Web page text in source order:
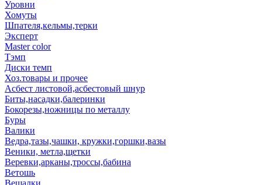
Уровни
Хомуты
Шпателя,кельмы,терки
Эксперт
Master color
Тэмп
Диски темп
Хоз.товары и прочее
Асбест листовой,асбестовый шнур
Биты,насадки,балеринки
Бокорезы,ножницы по металлу
Буры
Валики
Ведра,тазы,чашки, кружки,горшки,вазы
Веники, метла,щетки
Веревки,арканы,троссы,бабина
Ветошь
Вешалки